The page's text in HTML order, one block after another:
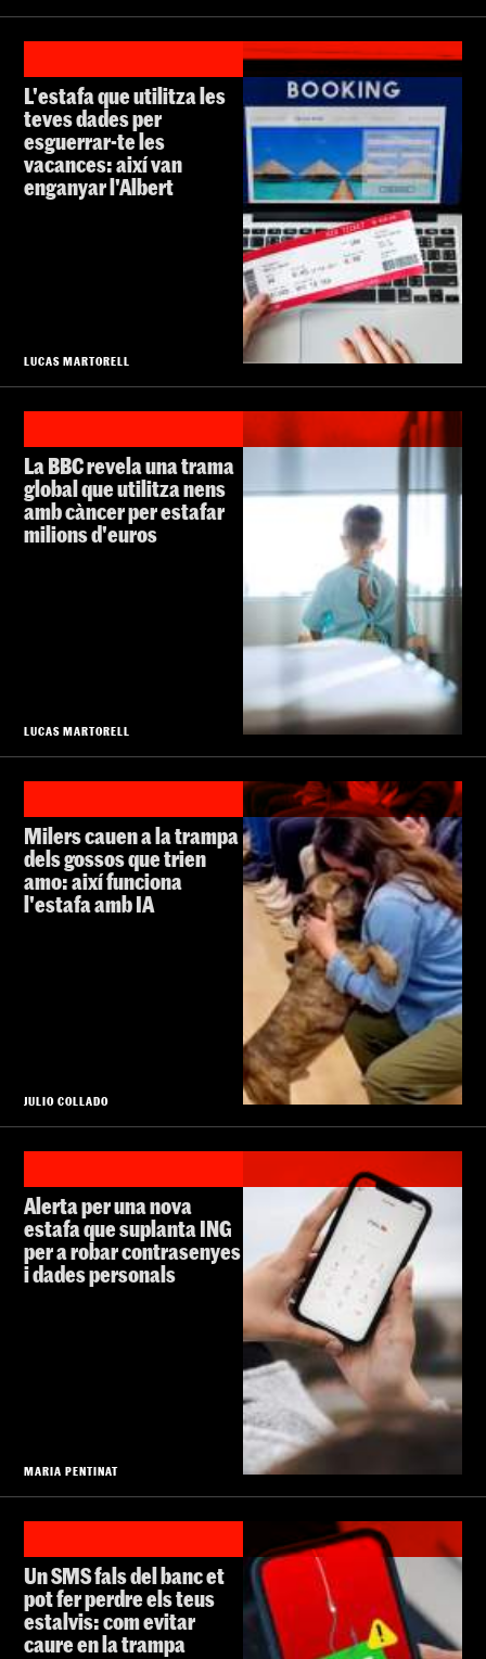
L'estafa que utilitza les
teves dades per
esguerrar-te les
vacances: així van
enganyar l'Albert
LUCAS MARTORELL
La BBC revela una trama
global que utilitza nens
amb càncer per estafar
milions d'euros
LUCAS MARTORELL
Milers cauen a la trampa
dels gossos que trien
amo: així funciona
l'estafa amb IA
JULIO COLLADO
Alerta per una nova
estafa que suplanta ING
per a robar contrasenyes
i dades personals
MARIA PENTINAT
Un SMS fals del banc et
pot fer perdre els teus
estalvis: com evitar
caure en la trampa